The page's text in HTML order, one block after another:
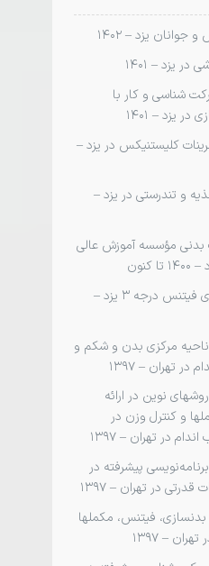
یزد – ۱۴۰۲
یزد – ۱۴۰۱
شناسی و کار با
یزد – ۱۴۰۱
کلیستنیکس در یزد –
و تندرستی در یزد –
بدنی مؤسسه آموزش عالی
گواهینامه مربی­گری فیتنس درجه ۳ یزد –
مرکزی بدن و شکم و
در تهران – ۱۳۹۷
نوین در ارائه
و کنترل وزن در
در تهران – ۱۳۹۷
پیشرفته در
در تهران – ۱۳۹۷
فیتنس، مکمل­ها
– ۱۳۹۷